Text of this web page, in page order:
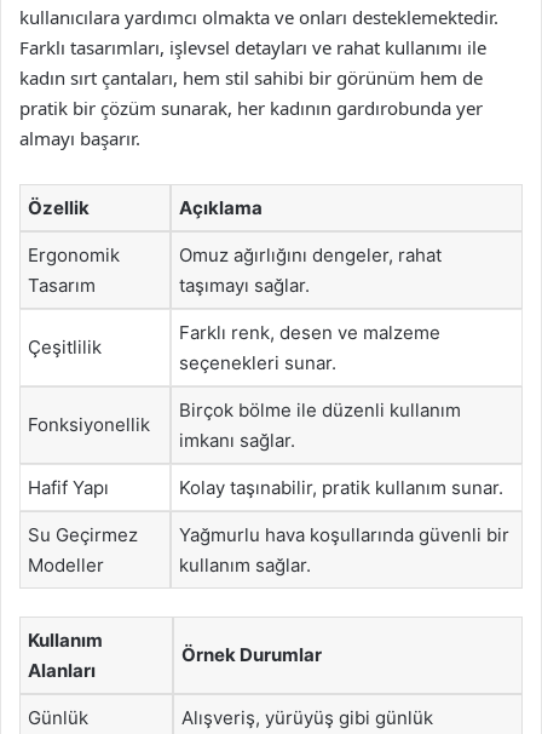
kullanıcılara yardımcı olmakta ve onları desteklemektedir.
Farklı tasarımları, işlevsel detayları ve rahat kullanımı ile
kadın sırt çantaları, hem stil sahibi bir görünüm hem de
pratik bir çözüm sunarak, her kadının gardırobunda yer
almayı başarır.
Özellik Açıklama
Ergonomik
Tasarım
Omuz ağırlığını dengeler, rahat
taşımayı sağlar.
Çeşitlilik
Farklı renk, desen ve malzeme
seçenekleri sunar.
Fonksiyonellik
Birçok bölme ile düzenli kullanım
imkanı sağlar.
Hafif Yapı Kolay taşınabilir, pratik kullanım sunar.
Su Geçirmez
Modeller
Yağmurlu hava koşullarında güvenli bir
kullanım sağlar.
Kullanım
Alanları
Örnek Durumlar
Günlük
Alışveriş, yürüyüş gibi günlük